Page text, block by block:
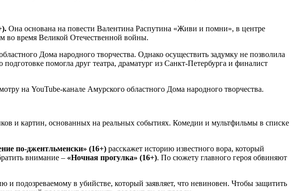
Она основана на повести Валентина Распутина «Живи и помни», в центре
во время Великой Отечественной войны.
Дома народного творчества. Однако осуществить задумку не позволила
помогла друг театра, драматург из Санкт-Петербурга и финалист
на YouTube-канале Амурского областного Дома народного творчества.
и картин, основанных на реальных событиях. Комедии и мультфильмы в списке
по-джентльменски» (16+) расскажет историю известного вора, который
внимание – «Ночная прогулка» (16+). По сюжету главного героя обвиняют
и подозреваемому в убийстве, который заявляет, что невиновен. Чтобы защитить